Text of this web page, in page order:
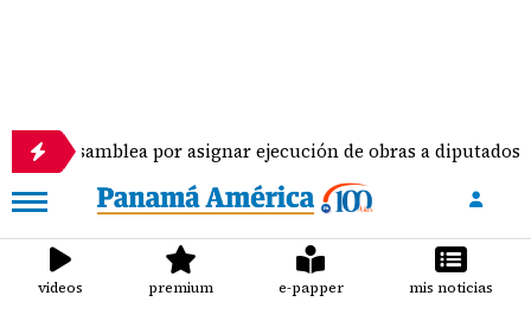
por asignar ejecución de obras a diputados
videos premium e-papper mis noticias